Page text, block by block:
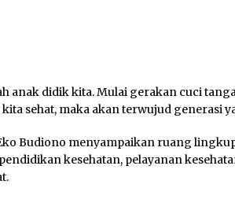
anak didik kita. Mulai gerakan cuci
sehat, maka akan terwujud generasi
Budiono menyampaikan ruang
kesehatan, pelayanan